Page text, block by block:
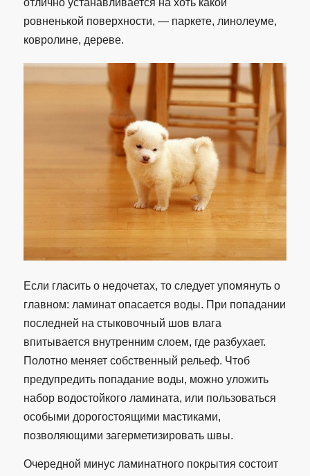
ровненькой поверхности, — паркете, линолеуме,
ковролине, дереве.
Если гласить о недочетах, то следует упомянуть о
главном: ламинат опасается воды. При попадании
последней на стыковочный шов влага
впитывается внутренним слоем, где разбухает.
Полотно меняет собственный рельеф. Чтоб
предупредить попадание воды, можно уложить
набор водостойкого ламината, или пользоваться
особыми дорогостоящими мастиками,
позволяющими загерметизировать швы.
Очередной минус ламинатного покрытия состоит